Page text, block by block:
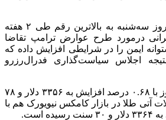
قیمت طلا در معاملات روز سه‌شنبه به بالاترین رقم طی ۲ هفته
درمورد طرح عوارض ترامپ تقاضا
ایمن را در شرایطی افزایش داده که
اجلاس سیاست‌گذاری فدرال‌رزرو
قیمت هر اونس طلا امروز با ۰.۶۸ درصد افزایش به ۳۳۵۶ دلار و ۷۸
آتی طلا در بازار کامکس نیویورک هم با